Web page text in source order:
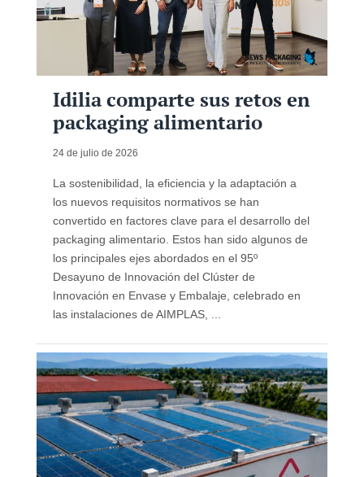
Idilia comparte sus retos en
packaging alimentario
24 de julio de 2026
La sostenibilidad, la eficiencia y la adaptación a
los nuevos requisitos normativos se han
convertido en factores clave para el desarrollo del
packaging alimentario. Estos han sido algunos de
los principales ejes abordados en el 95º
Desayuno de Innovación del Clúster de
Innovación en Envase y Embalaje, celebrado en
las instalaciones de AIMPLAS, ...